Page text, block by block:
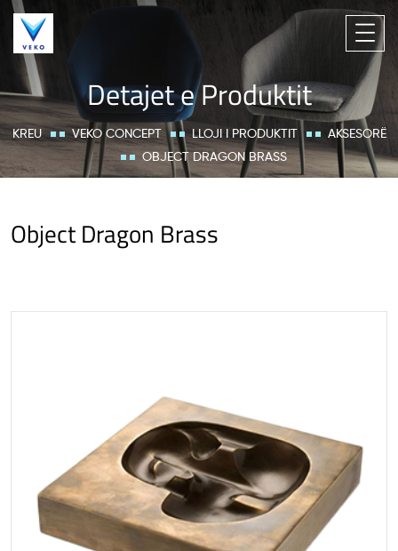
Detajet e Produktit
KREU VEKO CONCEPT LLOJI I PRODUKTIT
AKSESORË
OBJECT DRAGON BRASS
Object Dragon Brass